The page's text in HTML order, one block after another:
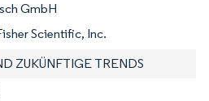
GmbH
Scientific, Inc.
ZUKÜNFTIGE TRENDS